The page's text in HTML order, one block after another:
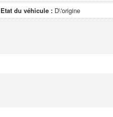
Etat du véhicule : D\'origine